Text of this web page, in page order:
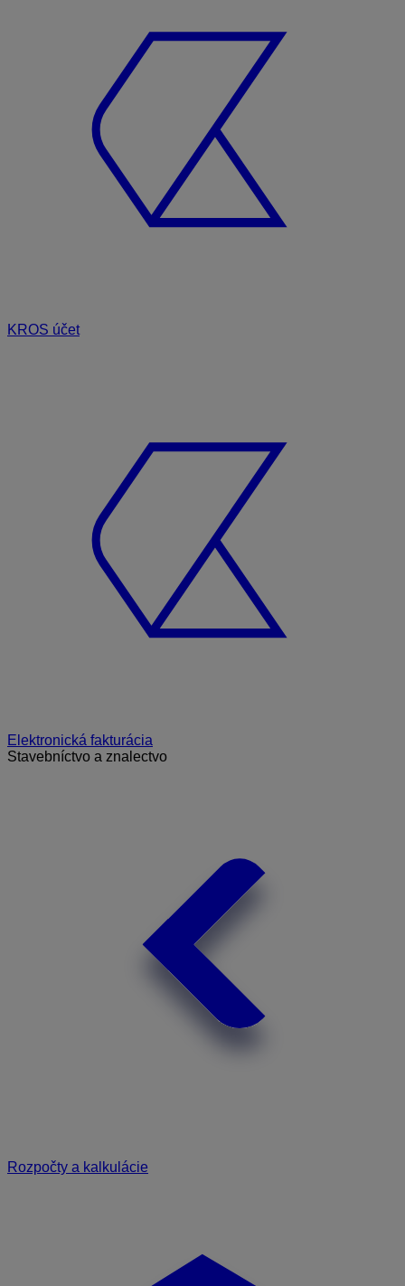
KROS účet
Elektronická fakturácia
Stavebníctvo a znalectvo
Rozpočty a kalkulácie